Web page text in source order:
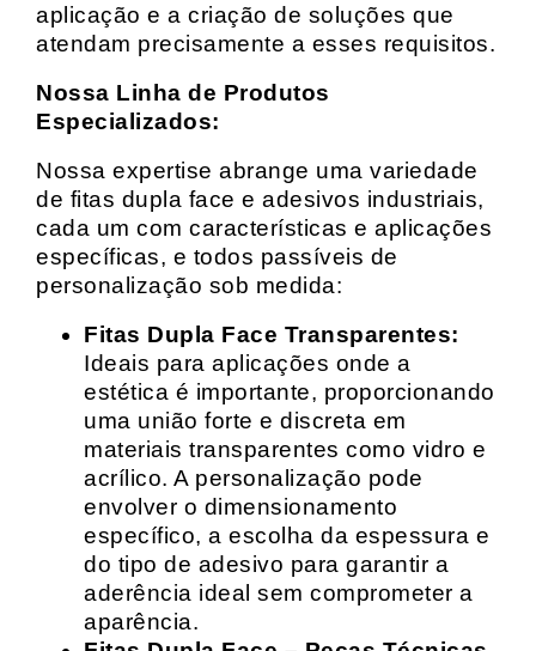
aplicação e a criação de soluções que
atendam precisamente a esses requisitos.
Nossa Linha de Produtos
Especializados:
Nossa expertise abrange uma variedade
de fitas dupla face e adesivos industriais,
cada um com características e aplicações
específicas, e todos passíveis de
personalização sob medida:
Fitas Dupla Face Transparentes:
Ideais para aplicações onde a
estética é importante, proporcionando
uma união forte e discreta em
materiais transparentes como vidro e
acrílico. A personalização pode
envolver o dimensionamento
específico, a escolha da espessura e
do tipo de adesivo para garantir a
aderência ideal sem comprometer a
aparência.